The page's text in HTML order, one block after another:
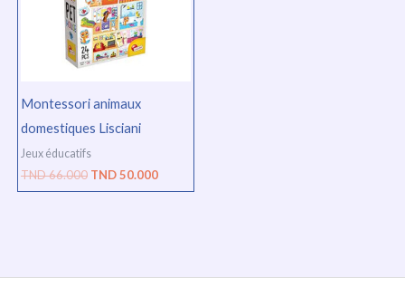
Montessori animaux
domestiques Lisciani
Jeux éducatifs
TND66.000 TND50.000